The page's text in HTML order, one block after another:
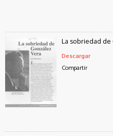
La sobriedad de
Descargar
Compartir